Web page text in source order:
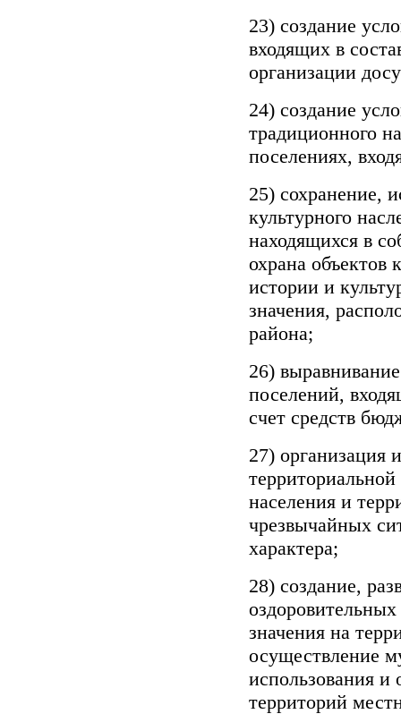
23) создание
входящих в
организации
24) создание
традиционного
поселениях,
25) сохранение,
культурного
находящихся в
охрана объектов
истории и
значения,
района;
26)
поселений,
счет средств
27) организация
населения и
чрезвычайных
характера;
28) создание,
значения на
осуществление
использования
территорий